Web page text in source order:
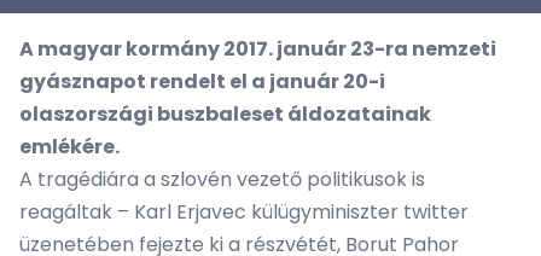
A magyar kormány 2017. január 23-ra nemzeti
gyásznapot rendelt el a január 20-i
olaszországi buszbaleset áldozatainak
emlékére.
A tragédiára a szlovén vezető politikusok is
reagáltak – Karl Erjavec külügyminiszter twitter
üzenetében fejezte ki a részvétét, Borut Pahor